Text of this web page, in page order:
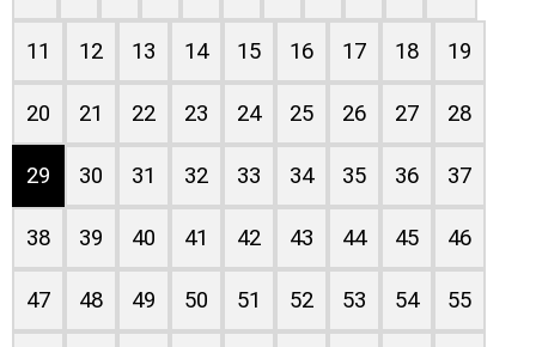
11 12 13 14 15 16 17 18 19
20 21 22 23 24 25 26 27 28
29 30 31 32 33 34 35 36 37
38 39 40 41 42 43 44 45 46
47 48 49 50 51 52 53 54 55